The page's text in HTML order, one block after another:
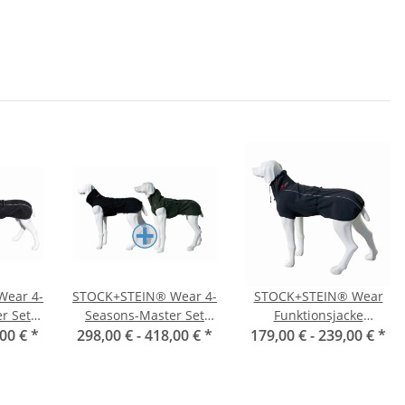
4-
Set
€*
STOCK+STEIN® Wear 4-
Seasons-Master Set
Seals grün
298,00 € -418,00 €*
STOCK+STEIN® Wear
Funktionsjacke
Windmaster Phantom
179,00 € -239,00 €*